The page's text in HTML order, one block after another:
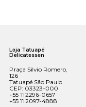
Loja Tatuapé
Delicatessen
Praça Silvio Romero,
126
Tatuapé São Paulo
CEP: 03323-000
+55 11 2296-0657
+55 11 2097-4888